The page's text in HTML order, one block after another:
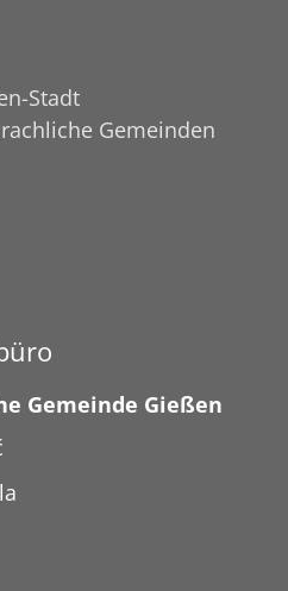
Stadt
Gemeinden
Gemeinde Gießen